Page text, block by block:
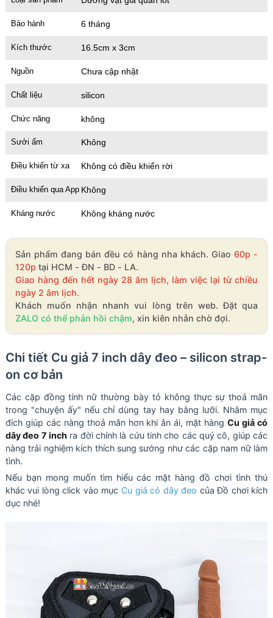
Bảo hành 6 tháng
Kích thước 16.5cm x 3cm
Nguồn Chưa cập nhật
Chất liệu silicon
Chức năng không
Sưởi ấm Không
Điều khiển từ xa Không có điều khiển rời
Điều khiển qua App Không
Kháng nước Không kháng nước
Sản phẩm đang bán đều có hàng nha khách. Giao 60p -
120p tại HCM - ĐN - BD - LA.
Giao hàng đến hết ngày 28 âm lịch, làm việc lại từ chiều
ngày 2 âm lịch.
Khách muốn nhận nhanh vui lòng trên web. Đặt qua
ZALO có thể phản hồi chậm, xin kiên nhẫn chờ đợi.
Chi tiết Cu giả 7 inch dây đeo – silicon strap-
on cơ bản
Các cặp đồng tính nữ thường bày tỏ không thực sự thoả mãn
trong "chuyện ấy" nếu chỉ dùng tay hay bằng lưỡi. Nhằm mục
đích giúp các nàng thoả mãn hơn khi ân ái, mặt hàngCu giả có
dây đeo 7 inch ra đời chính là cứu tinh cho các quý cô, giúp các
nàng trải nghiệm kích thích sung sướng như các cặp nam nữ làm
tình.
Nếu bạn mong muốn tìm hiểu các mặt hàng đồ chơi tình thú
khác vui lòng click vào mục Cu giả có dây đeo của Đồ chơi kích
dục nhé!